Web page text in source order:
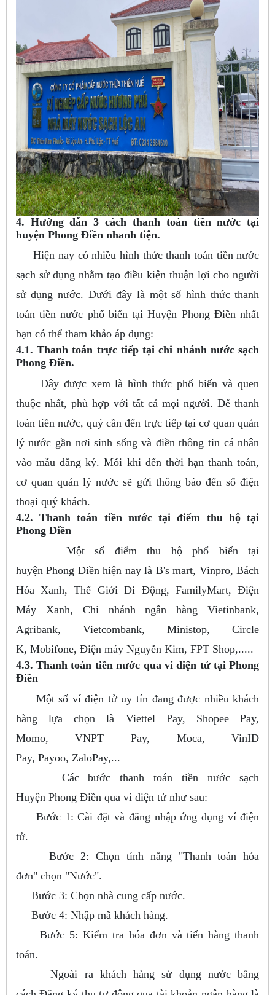
4. Hướng dẫn 3 cách thanh toán tiền nước tại
huyện Phong Điền nhanh tiện.
Hiện nay có nhiều hình thức thanh toán tiền nước
sạch sử dụng nhằm tạo điều kiện thuận lợi cho người
sử dụng nước. Dưới đây là một số hình thức thanh
toán tiền nước phổ biến tại Huyện Phong Điền nhất
bạn có thể tham khảo áp dụng:
4.1. Thanh toán trực tiếp tại chi nhánh nước sạch
Phong Điền.
Đây được xem là hình thức phổ biến và quen
thuộc nhất, phù hợp với tất cả mọi người. Để thanh
toán tiền nước, quý cần đến trực tiếp tại cơ quan quản
lý nước gần nơi sinh sống và điền thông tin cá nhân
vào mẫu đăng ký. Mỗi khi đến thời hạn thanh toán,
cơ quan quản lý nước sẽ gửi thông báo đến số điện
thoại quý khách.
4.2. Thanh toán tiền nước tại điểm thu hộ tại
Phong Điền
Một số điểm thu hộ phổ biến tại
huyện Phong Điền hiện nay là B's mart, Vinpro, Bách
Hóa Xanh, Thế Giới Di Động, FamilyMart, Điện
Máy Xanh, Chi nhánh ngân hàng Vietinbank,
Agribank, Vietcombank, Ministop, Circle
K, Mobifone, Điện máy Nguyễn Kim, FPT Shop,.....
4.3. Thanh toán tiền nước qua ví điện tử tại Phong
Điền
Một số ví điện tử uy tín đang được nhiều khách
hàng lựa chọn là Viettel Pay, Shopee Pay,
Momo, VNPT Pay, Moca, VinID
Pay, Payoo, ZaloPay,...
Các bước thanh toán tiền nước sạch
Huyện Phong Điền qua ví điện tử như sau:
Bước 1: Cài đặt và đăng nhập ứng dụng ví điện
tử.
Bước 2: Chọn tính năng "Thanh toán hóa
đơn" chọn "Nước".
Bước 3: Chọn nhà cung cấp nước.
Bước 4: Nhập mã khách hàng.
Bước 5: Kiểm tra hóa đơn và tiến hàng thanh
toán.
Ngoài ra khách hàng sử dụng nước bằng